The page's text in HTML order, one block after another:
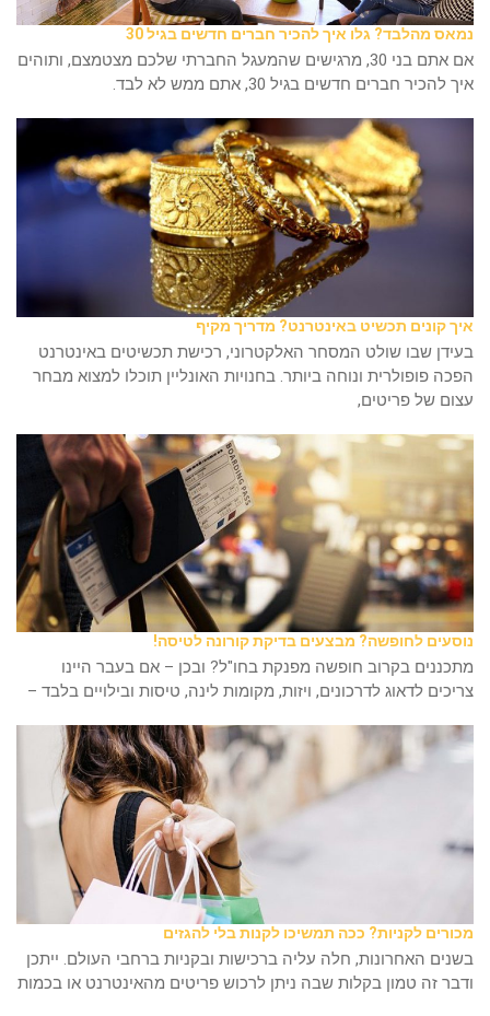
נמאס מהלבד? גלו איך להכיר חברים חדשים בגיל 30
אם אתם בני 30, מרגישים שהמעגל החברתי שלכם מצטמצם, ותוהים
איך להכיר חברים חדשים בגיל 30, אתם ממש לא לבד.
איך קונים תכשיט באינטרנט? מדריך מקיף
בעידן שבו שולט המסחר האלקטרוני, רכישת תכשיטים באינטרנט
הפכה פופולרית ונוחה ביותר. בחנויות האונליין תוכלו למצוא מבחר
עצום של פריטים,
נוסעים לחופשה? מבצעים בדיקת קורונה לטיסה!
מתכננים בקרוב חופשה מפנקת בחו"ל? ובכן – אם בעבר היינו
צריכים לדאוג לדרכונים, ויזות, מקומות לינה, טיסות ובילויים בלבד –
מכורים לקניות? ככה תמשיכו לקנות בלי להגזים
בשנים האחרונות, חלה עליה ברכישות ובקניות ברחבי העולם. ייתכן
ודבר זה טמון בקלות שבה ניתן לרכוש פריטים מהאינטרנט או בכמות